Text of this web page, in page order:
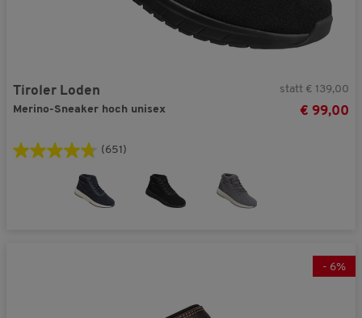
Tiroler Loden
Merino-Sneaker hoch unisex
statt € 139,00
€ 99,00
(651)
- 6%